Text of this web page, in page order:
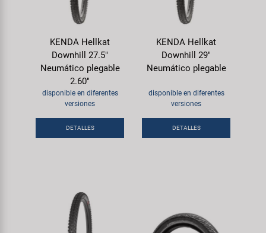
KENDA Hellkat
Downhill 27.5"
Neumático plegable
2.60"
disponible en diferentes
versiones
DETALLES
KENDA Hellkat
Downhill 29"
Neumático plegable
disponible en diferentes
versiones
DETALLES